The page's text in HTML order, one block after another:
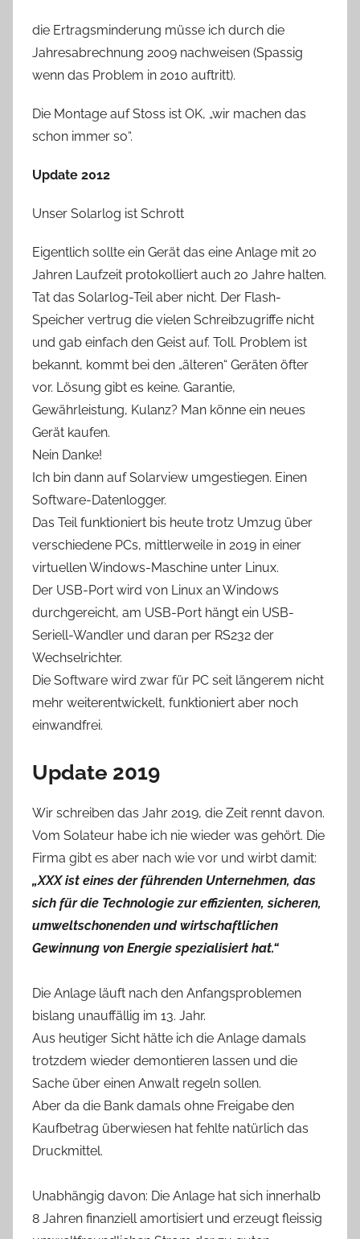
die Ertragsminderung müsse ich durch die
Jahresabrechnung 2009 nachweisen (Spassig
wenn das Problem in 2010 auftritt).
Die Montage auf Stoss ist OK, „wir machen das
schon immer so“.
Update 2012
Unser Solarlog ist Schrott
Eigentlich sollte ein Gerät das eine Anlage mit 20
Jahren Laufzeit protokolliert auch 20 Jahre halten.
Tat das Solarlog-Teil aber nicht. Der Flash-
Speicher vertrug die vielen Schreibzugriffe nicht
und gab einfach den Geist auf. Toll. Problem ist
bekannt, kommt bei den „älteren“ Geräten öfter
vor. Lösung gibt es keine. Garantie,
Gewährleistung, Kulanz? Man könne ein neues
Gerät kaufen.
Nein Danke!
Ich bin dann auf Solarview umgestiegen. Einen
Software-Datenlogger.
Das Teil funktioniert bis heute trotz Umzug über
verschiedene PCs, mittlerweile in 2019 in einer
virtuellen Windows-Maschine unter Linux.
Der USB-Port wird von Linux an Windows
durchgereicht, am USB-Port hängt ein USB-
Seriell-Wandler und daran per RS232 der
Wechselrichter.
Die Software wird zwar für PC seit längerem nicht
mehr weiterentwickelt, funktioniert aber noch
einwandfrei.
Update 2019
Wir schreiben das Jahr 2019, die Zeit rennt davon.
Vom Solateur habe ich nie wieder was gehört. Die
Firma gibt es aber nach wie vor und wirbt damit:
„XXX ist eines der führenden Unternehmen, das
sich für die Technologie zur effizienten, sicheren,
umweltschonenden und wirtschaftlichen
Gewinnung von Energie spezialisiert hat.“
Die Anlage läuft nach den Anfangsproblemen
bislang unauffällig im 13. Jahr.
Aus heutiger Sicht hätte ich die Anlage damals
trotzdem wieder demontieren lassen und die
Sache über einen Anwalt regeln sollen.
Aber da die Bank damals ohne Freigabe den
Kaufbetrag überwiesen hat fehlte natürlich das
Druckmittel.
Unabhängig davon: Die Anlage hat sich innerhalb
8 Jahren finanziell amortisiert und erzeugt fleissig